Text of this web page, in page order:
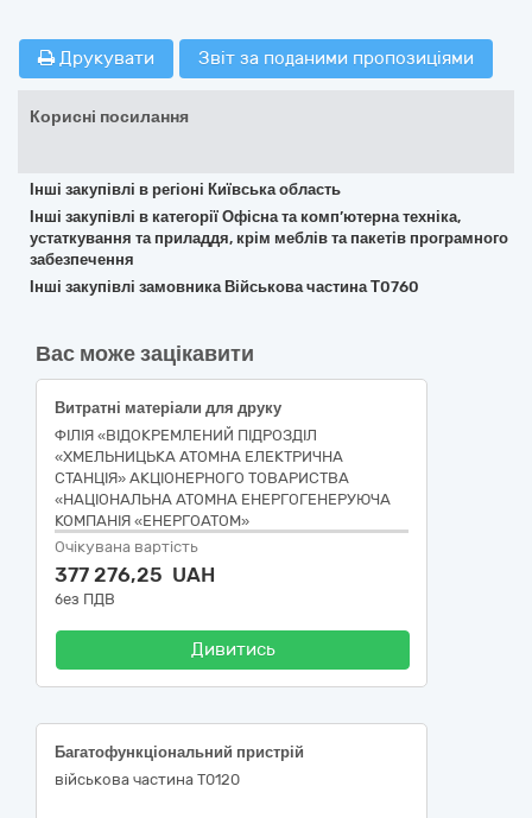
Друкувати Звіт за поданими пропозиціями
Корисні посилання
Інші закупівлі в регіоні Київська область
Інші закупівлі в категорії Офісна та комп’ютерна техніка,
устаткування та приладдя, крім меблів та пакетів програмного
забезпечення
Інші закупівлі замовника Військова частина Т0760
Вас може зацікавити
Витратні матеріали для друку
ФІЛІЯ «ВІДОКРЕМЛЕНИЙ ПІДРОЗДІЛ
«ХМЕЛЬНИЦЬКА АТОМНА ЕЛЕКТРИЧНА
СТАНЦІЯ» АКЦІОНЕРНОГО ТОВАРИСТВА
«НАЦІОНАЛЬНА АТОМНА ЕНЕРГОГЕНЕРУЮЧА
КОМПАНІЯ «ЕНЕРГОАТОМ»
Очікувана вартість
377 276,25 UAH
без ПДВ
Дивитись
Багатофункціональний пристрій
військова частина Т0120